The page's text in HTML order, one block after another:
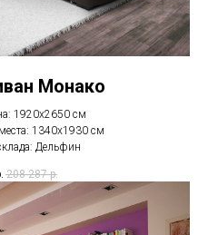
Монако
1920х2650 см
1340х1930 см
Дельфин
208 287 р.